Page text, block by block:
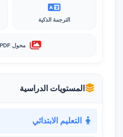
الترجمة الذكية
محول PDF إلى صور
المستويات الدراسية
التعليم الابتدائي